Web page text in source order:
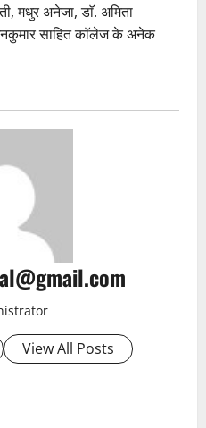
मधुर अनेजा, डाॅ. अमिता
साहित काॅलेज के अनेक
View All Posts